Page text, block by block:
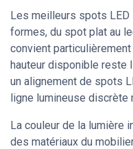
Les meilleurs spots
formes, du spot plat au
convient
hauteur disponible reste
un alignement de spots
ligne lumineuse discrète
La couleur de la lumière
des matériaux du